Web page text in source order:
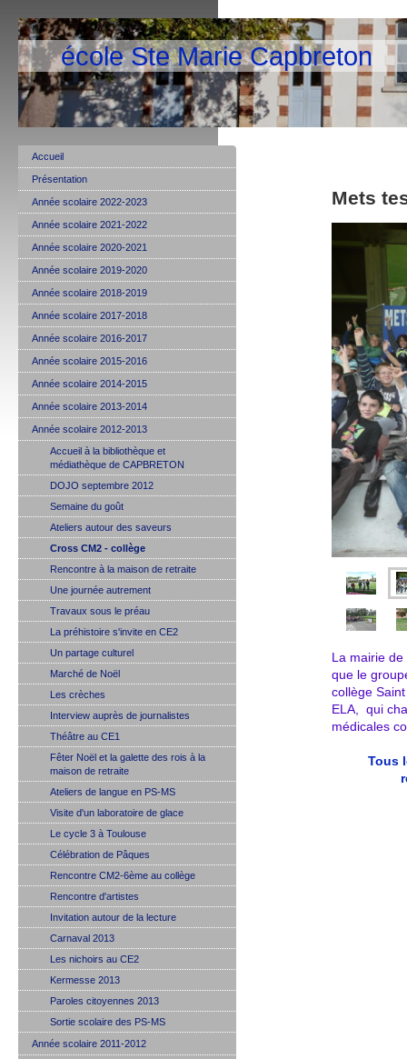
école Ste Marie Capbreton
Mets
La mairie
que le
collège
ELA, qui
médicales
Tous
Accueil
Présentation
Année scolaire 2022-2023
Année scolaire 2021-2022
Année scolaire 2020-2021
Année scolaire 2019-2020
Année scolaire 2018-2019
Année scolaire 2017-2018
Année scolaire 2016-2017
Année scolaire 2015-2016
Année scolaire 2014-2015
Année scolaire 2013-2014
Année scolaire 2012-2013
Accueil à la bibliothèque et
médiathèque de CAPBRETON
DOJO septembre 2012
Semaine du goût
Ateliers autour des saveurs
Cross CM2 - collège
Rencontre à la maison de retraite
Une journée autrement
Travaux sous le préau
La préhistoire s'invite en CE2
Un partage culturel
Marché de Noël
Les crèches
Interview auprès de journalistes
Théâtre au CE1
Fêter Noël et la galette des rois à la
maison de retraite
Ateliers de langue en PS-MS
Visite d'un laboratoire de glace
Le cycle 3 à Toulouse
Célébration de Pâques
Rencontre CM2-6ème au collège
Rencontre d'artistes
Invitation autour de la lecture
Carnaval 2013
Les nichoirs au CE2
Kermesse 2013
Paroles citoyennes 2013
Sortie scolaire des PS-MS
Année scolaire 2011-2012